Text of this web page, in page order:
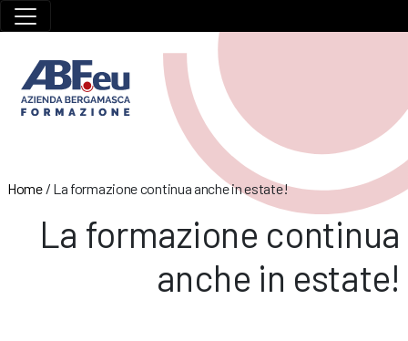
Home/ La formazione continua anche in estate!
La formazione continua
anche in estate!